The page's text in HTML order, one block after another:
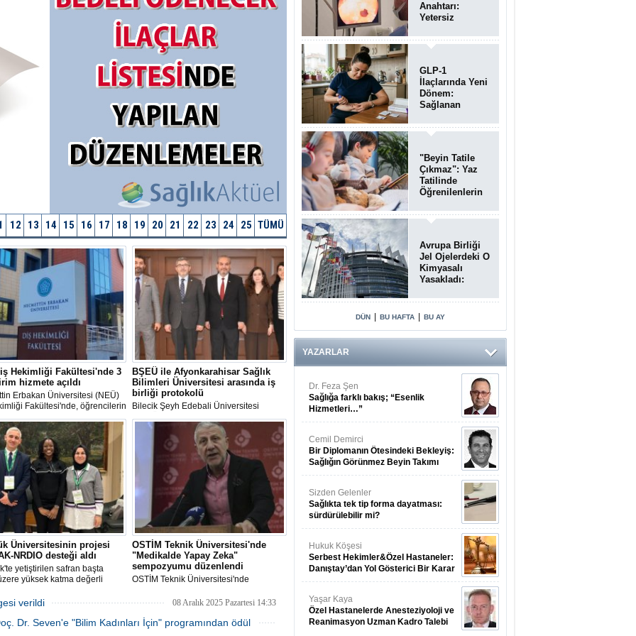
12 13 14 15 16 17 18 19 20 21 22 23 24 25 TÜMÜ
Hekimliği Fakültesi'nde 3
hizmete açıldı
Erbakan Üniversitesi (NEÜ)
Fakültesi'nde, öğrencilerin
ve verilen sağlık
kalitesine katkı sağlayacak
açılışı törenle
BŞEÜ ile Afyonkarahisar Sağlık
Bilimleri Üniversitesi arasında iş
birliği protokolü
Bilecik Şeyh Edebali Üniversitesi
(BŞEÜ) ile Afyonkarahisar Sağlık
Bilimleri Üniversitesi arasında akademik
iş birliği protokol imzalandı.
Üniversitesinin projesi
NRDIO desteği aldı
yetiştirilen safran başta
yüksek katma değerli
ve orijin tespitini
uluslararası proje, TÜBİTAK-
işbirliğiyle desteklenecek.
OSTİM Teknik Üniversitesi'nde
"Medikalde Yapay Zeka"
sempozyumu düzenlendi
OSTİM Teknik Üniversitesi'nde
sempozyumu, üniversite ve sanayi iş
sahne oldu.
verildi 08 Aralık 2025 Pazartesi 14:33
Dr. Seven'e "Bilim Kadınları İçin" programından ödül
Anahtarı:
Yetersiz
Temizliği
Poliplerin
Kaçmasına
Neden Oluyor
GLP-1
İlaçlarında Yeni
Dönem:
Sağlanan
Yalnızca Kilo
Kaybıyla Sınırlı
"Beyin Tatile
Çıkmaz": Yaz
Tatilinde
Öğrenilenlerin
Unutulabiliyor
Avrupa Birliği
Jel Ojelerdeki O
Kimyasalı
Yasakladı:
Riski Uyarısı
DÜN BU HAFTA BU AY
YAZARLAR
Dr. Feza Şen
Sağlığa farklı bakış; “Esenlik
Hizmetleri…”
Cemil Demirci
Bir Diplomanın Ötesindeki Bekleyiş:
Sağlığın Görünmez Beyin Takımı
Sizden Gelenler
Sağlıkta tek tip forma dayatması:
sürdürülebilir mi?
Hukuk Köşesi
Serbest Hekimler&Özel Hastaneler:
Danıştay’dan Yol Gösterici Bir Karar
Yaşar Kaya
Özel Hastanelerde Anesteziyoloji ve
Reanimasyon Uzman Kadro Talebi